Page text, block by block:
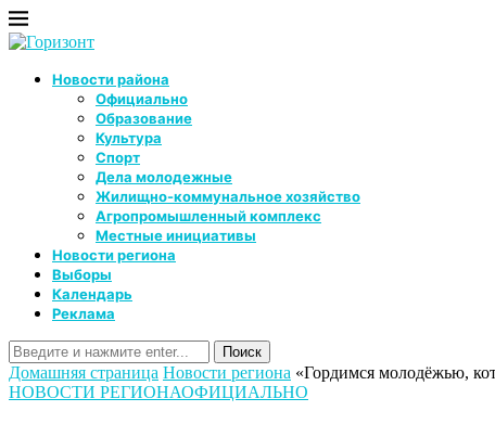
Новости района
Официально
Образование
Культура
Спорт
Дела молодежные
Жилищно-коммунальное хозяйство
Агропромышленный комплекс
Местные инициативы
Новости региона
Выборы
Календарь
Реклама
Домашняя страница Новости региона «Гордимся молодёжью,
НОВОСТИ РЕГИОНАОФИЦИАЛЬНО